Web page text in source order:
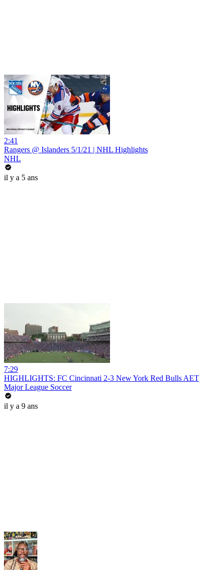
2:41
Rangers @ Islanders 5/1/21 | NHL Highlights
NHL
il y a 5 ans
7:29
HIGHLIGHTS: FC Cincinnati 2-3 New York Red Bulls AET
Major League Soccer
il y a 9 ans